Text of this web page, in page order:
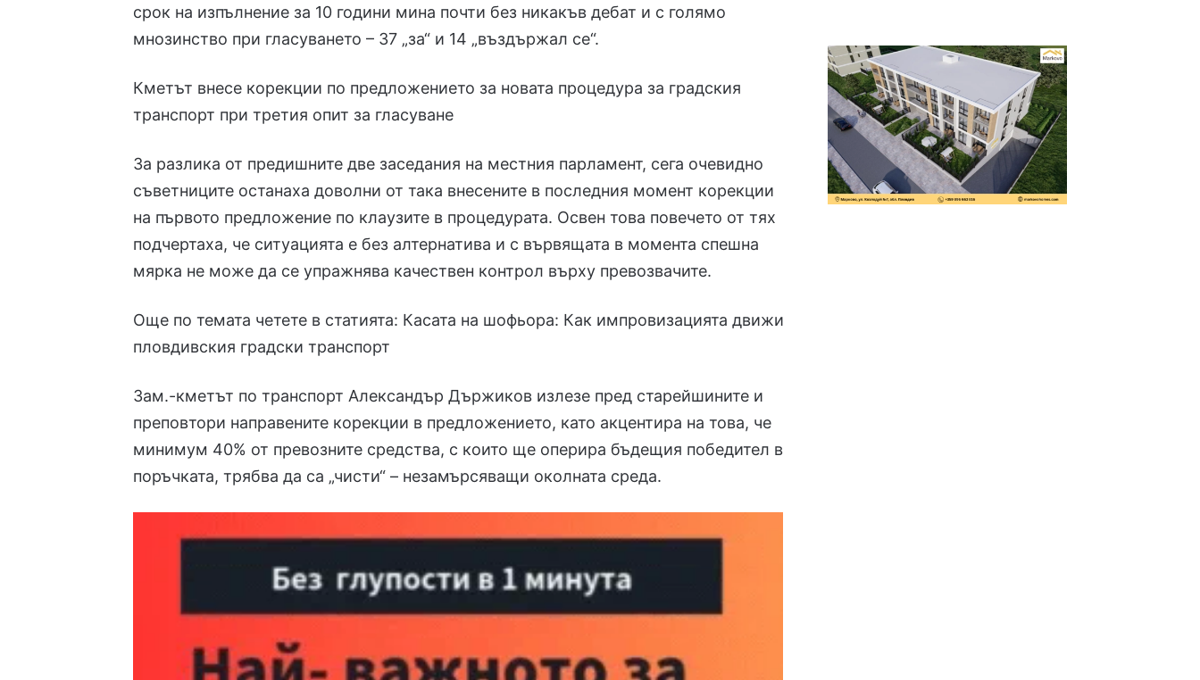
срок на изпълнение за 10 години мина почти без никакъв дебат и с голямо
мнозинство при гласуването – 37 „за“ и 14 „въздържал се“.
Кметът внесе корекции по предложението за новата процедура за градския
транспорт при третия опит за гласуване
За разлика от предишните две заседания на местния парламент, сега очевидно
съветниците останаха доволни от така внесените в последния момент корекции
на първото предложение по клаузите в процедурата. Освен това повечето от тях
подчертаха, че ситуацията е без алтернатива и с вървящата в момента спешна
мярка не може да се упражнява качествен контрол върху превозвачите.
Още по темата четете в статията: Касата на шофьора: Как импровизацията движи
пловдивския градски транспорт
Зам.-кметът по транспорт Александър Държиков излезе пред старейшините и
преповтори направените корекции в предложението, като акцентира на това, че
минимум 40% от превозните средства, с които ще оперира бъдещия победител в
поръчката, трябва да са „чисти“ – незамърсяващи околната среда.